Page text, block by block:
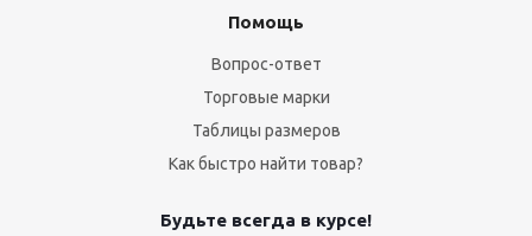
Помощь
Вопрос-ответ
Торговые марки
Таблицы размеров
Как быстро найти товар?
Будьте всегда в курсе!